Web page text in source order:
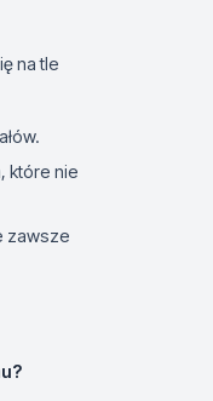
na tle
które nie
zawsze